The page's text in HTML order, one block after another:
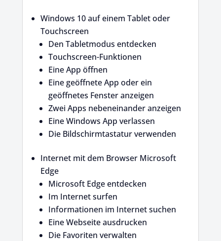
Windows 10 auf einem Tablet oder
Touchscreen
Den Tabletmodus entdecken
Touchscreen-Funktionen
Eine App öffnen
Eine geöffnete App oder ein
geöffnetes Fenster anzeigen
Zwei Apps nebeneinander anzeigen
Eine Windows App verlassen
Die Bildschirmtastatur verwenden
Internet mit dem Browser Microsoft
Edge
Microsoft Edge entdecken
Im Internet surfen
Informationen im Internet suchen
Eine Webseite ausdrucken
Die Favoriten verwalten